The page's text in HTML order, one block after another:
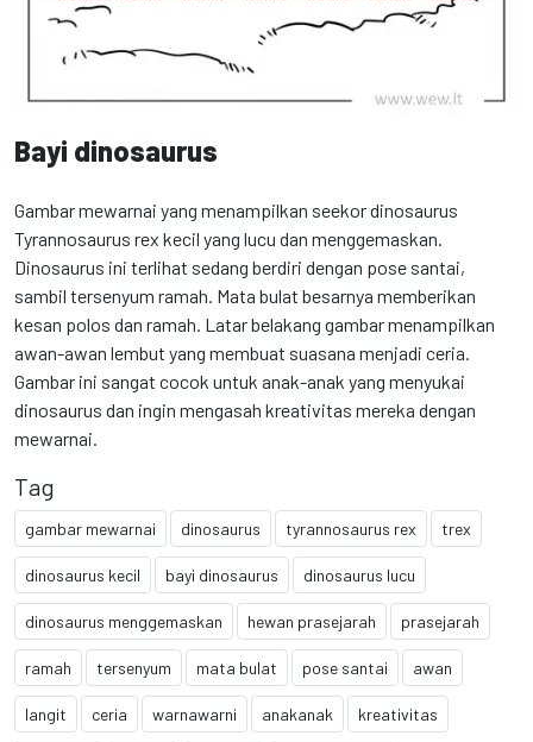
Bayi dinosaurus
Gambar mewarnai yang menampilkan seekor dinosaurus
Tyrannosaurus rex kecil yang lucu dan menggemaskan.
Dinosaurus ini terlihat sedang berdiri dengan pose santai,
sambil tersenyum ramah. Mata bulat besarnya memberikan
kesan polos dan ramah. Latar belakang gambar menampilkan
awan-awan lembut yang membuat suasana menjadi ceria.
Gambar ini sangat cocok untuk anak-anak yang menyukai
dinosaurus dan ingin mengasah kreativitas mereka dengan
mewarnai.
Tag
gambar mewarnai dinosaurus tyrannosaurus rex trex
dinosaurus kecil bayi dinosaurus dinosaurus lucu
dinosaurus menggemaskan hewan prasejarah prasejarah
ramah tersenyum mata bulat pose santai awan
langit ceria warnawarni anakanak kreativitas